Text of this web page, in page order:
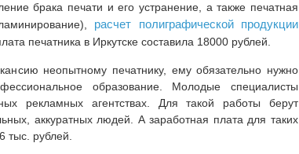
брака печати и его устранение, а также печатная
расчет полиграфической продукции
печатника в Иркутске составила 18000 рублей.
неопытному печатнику, ему обязательно нужно
образование. Молодые специалисты
рекламных агентствах. Для такой работы берут
аккуратных людей. А заработная плата для таких
тыс. рублей.